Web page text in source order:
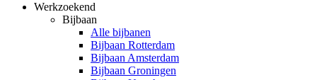
Werkzoekend
Bijbaan
Alle bijbanen
Bijbaan Rotterdam
Bijbaan Amsterdam
Bijbaan Groningen